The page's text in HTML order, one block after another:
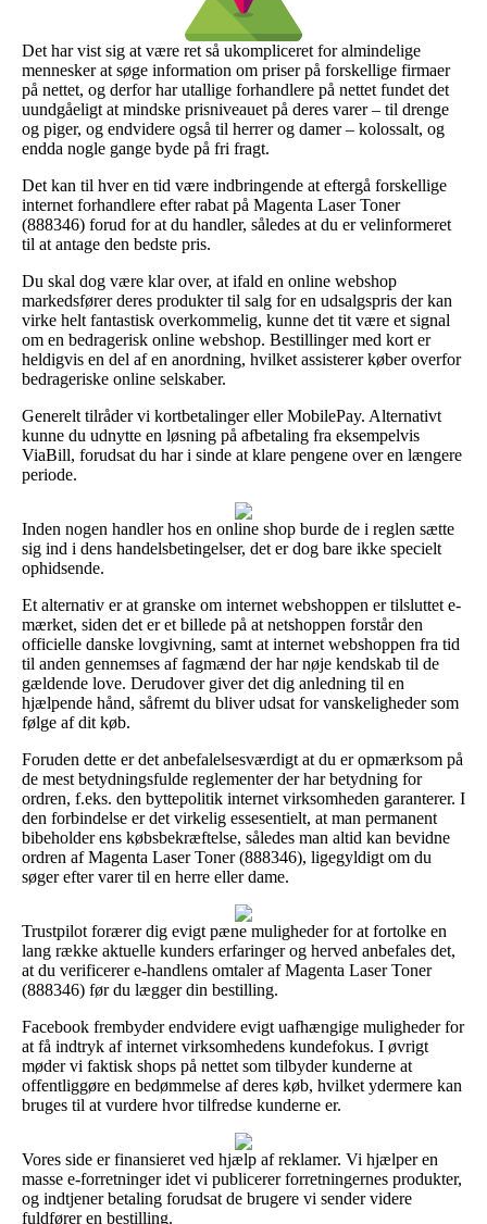
Det har vist sig at være ret så ukompliceret for almindelige
mennesker at søge information om priser på forskellige firmaer
på nettet, og derfor har utallige forhandlere på nettet fundet det
uundgåeligt at mindske prisniveauet på deres varer – til drenge
og piger, og endvidere også til herrer og damer – kolossalt, og
endda nogle gange byde på fri fragt.
Det kan til hver en tid være indbringende at eftergå forskellige
internet forhandlere efter rabat på Magenta Laser Toner
(888346) forud for at du handler, således at du er velinformeret
til at antage den bedste pris.
Du skal dog være klar over, at ifald en online webshop
markedsfører deres produkter til salg for en udsalgspris der kan
virke helt fantastisk overkommelig, kunne det tit være et signal
om en bedragerisk online webshop. Bestillinger med kort er
heldigvis en del af en anordning, hvilket assisterer køber overfor
bedrageriske online selskaber.
Generelt tilråder vi kortbetalinger eller MobilePay. Alternativt
kunne du udnytte en løsning på afbetaling fra eksempelvis
ViaBill, forudsat du har i sinde at klare pengene over en længere
periode.
Inden nogen handler hos en online shop burde de i reglen sætte
sig ind i dens handelsbetingelser, det er dog bare ikke specielt
ophidsende.
Et alternativ er at granske om internet webshoppen er tilsluttet e-
mærket, siden det er et billede på at netshoppen forstår den
officielle danske lovgivning, samt at internet webshoppen fra tid
til anden gennemses af fagmænd der har nøje kendskab til de
gældende love. Derudover giver det dig anledning til en
hjælpende hånd, såfremt du bliver udsat for vanskeligheder som
følge af dit køb.
Foruden dette er det anbefalelsesværdigt at du er opmærksom på
de mest betydningsfulde reglementer der har betydning for
ordren, f.eks. den byttepolitik internet virksomheden garanterer. I
den forbindelse er det virkelig essesentielt, at man permanent
bibeholder ens købsbekræftelse, således man altid kan bevidne
ordren af Magenta Laser Toner (888346), ligegyldigt om du
søger efter varer til en herre eller dame.
Trustpilot forærer dig evigt pæne muligheder for at fortolke en
lang række aktuelle kunders erfaringer og herved anbefales det,
at du verificerer e-handlens omtaler af Magenta Laser Toner
(888346) før du lægger din bestilling.
Facebook frembyder endvidere evigt uafhængige muligheder for
at få indtryk af internet virksomhedens kundefokus. I øvrigt
møder vi faktisk shops på nettet som tilbyder kunderne at
offentliggøre en bedømmelse af deres køb, hvilket ydermere kan
bruges til at vurdere hvor tilfredse kunderne er.
Vores side er finansieret ved hjælp af reklamer. Vi hjælper en
masse e-forretninger idet vi publicerer forretningernes produkter,
og indtjener betaling forudsat de brugere vi sender videre
fuldfører en bestilling.